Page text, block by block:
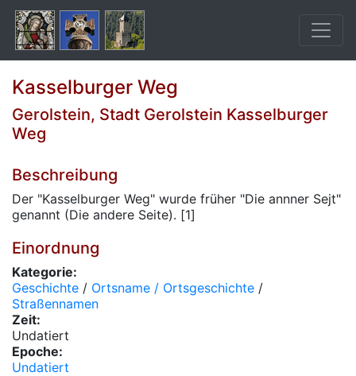
Kasselburger Weg
Gerolstein, Stadt Gerolstein Kasselburger
Weg
Beschreibung
Der "Kasselburger Weg" wurde früher "Die annner Sejt"
genannt (Die andere Seite). [1]
Einordnung
Kategorie:
Geschichte / Ortsname / Ortsgeschichte /
Straßennamen
Zeit:
Undatiert
Epoche:
Undatiert